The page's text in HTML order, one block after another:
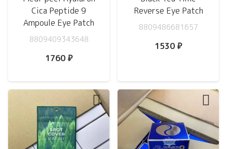
Cica Peptide 9
Ampoule Eye Patch
8809409343648
1760 ₽
Reverse Eye Patch
8809486681657
1530 ₽